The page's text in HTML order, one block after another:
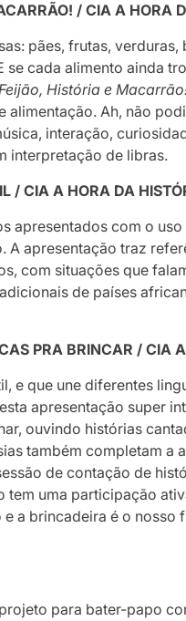
/ CIA A HORA
pães, frutas,
cada alimento ainda
História e
Ah, não
interação,
interpretação de libras.
/ CIA A HORA DA
apresentados com o
A apresentação traz
com situações que
de países
PRA BRINCAR / CIA
e que une diferentes
apresentação super
ouvindo histórias
também completam a
de contação de
uma participação
a brincadeira é o nosso
para bater-papo